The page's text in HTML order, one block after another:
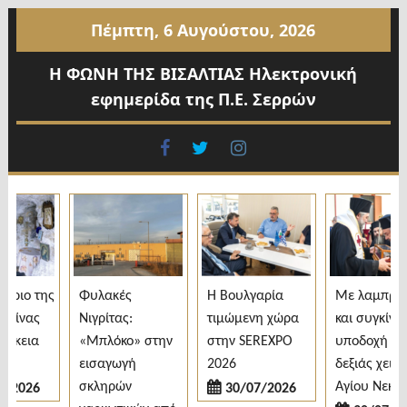
περιεχόμενο
Πέμπτη, 6 Αυγούστου, 2026
Η ΦΩΝΗ ΤΗΣ ΒΙΣΑΛΤΙΑΣ Ηλεκτρονική
εφημερίδα της Π.Ε. Σερρών
facebook
twitter
της
Φυλακές
Νιγρίτας:
«Μπλόκο» στην
εισαγωγή
σκληρών
H Βουλγαρία
τιμώμενη χώρα
στην SEREXPO
2026
30/07/2026
Με
και
υποδοχή της
δεξιάς χειρός
Αγίου